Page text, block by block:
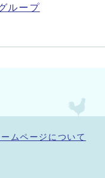
ループ
ムページについて